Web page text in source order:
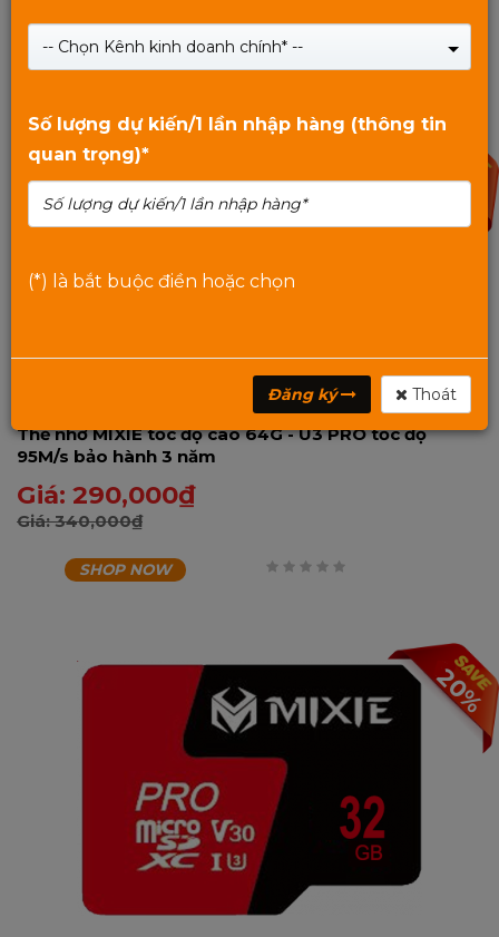
SHOP NOW
0
5
10%
Thẻ nhớ MIXIE tốc độ cao 64G - U3 PRO tốc độ
95M/s bảo hành 3 năm
Giá: 290,000₫
Giá:340,000₫
SHOP NOW
20%
-- Chọn Kênh kinh doanh chính* --
Số lượng dự kiến/1 lần nhập hàng (thông tin
quan trọng)*
(*) là bắt buộc điền hoặc chọn
Đăng ký Thoát